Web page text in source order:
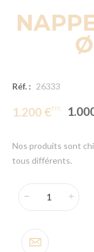
Ø
Réf. : 26333
1.200 €
Nos produits sont
tous différents.